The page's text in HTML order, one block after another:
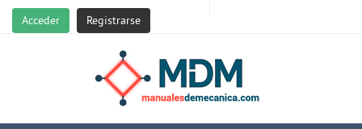
Acceder Registrarse